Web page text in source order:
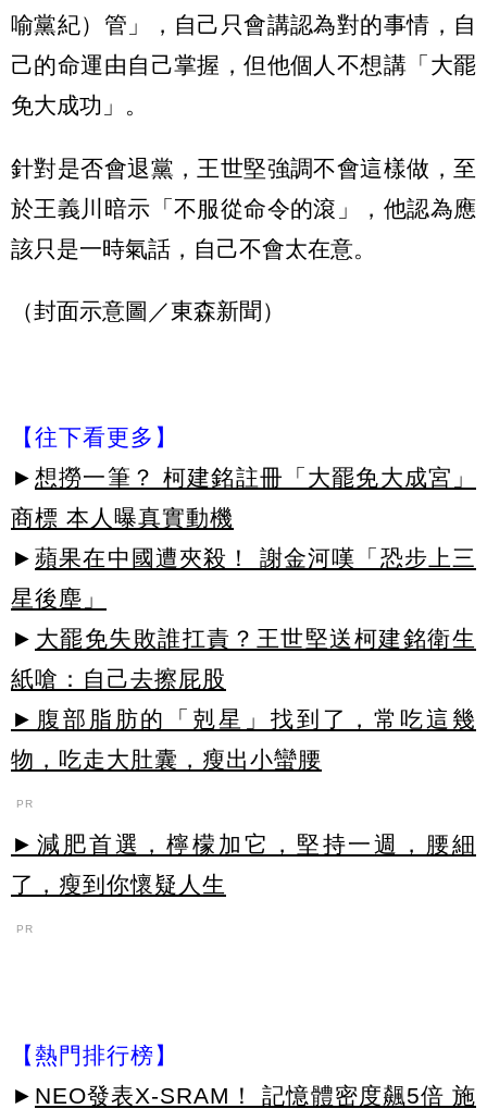
喻黨紀）管」，自己只會講認為對的事情，自
己的命運由自己掌握，但他個人不想講「大罷
免大成功」。
針對是否會退黨，王世堅強調不會這樣做，至
於王義川暗示「不服從命令的滾」，他認為應
該只是一時氣話，自己不會太在意。
（封面示意圖／東森新聞）
【往下看更多】
► 想撈一筆？ 柯建銘註冊「大罷免大成宮」
商標 本人曝真實動機
► 蘋果在中國遭夾殺！ 謝金河嘆「恐步上三
星後塵」
► 大罷免失敗誰扛責？王世堅送柯建銘衛生
紙嗆：自己去擦屁股
►腹部脂肪的「剋星」找到了，常吃這幾
物，吃走大肚囊，瘦出小蠻腰
PR
►減肥首選，檸檬加它，堅持一週，腰細
了，瘦到你懷疑人生
PR
【熱門排行榜】
► NEO發表X-SRAM！ 記憶體密度飆5倍 施